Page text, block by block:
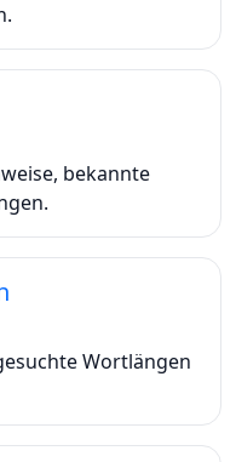
bekannte
Wortlängen